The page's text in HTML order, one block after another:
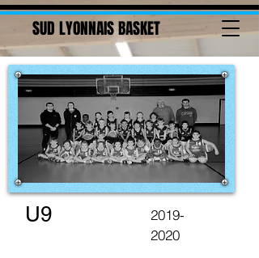
SUD LYONNAIS BASKET
U9
2019-
2020